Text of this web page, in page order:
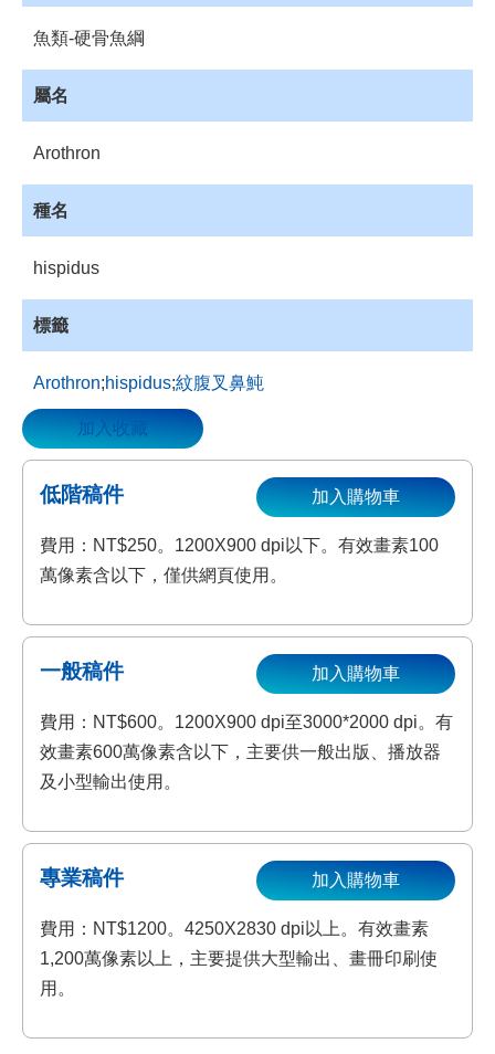
理
源
藏
入
魚類-硬骨魚綱
屬名
Arothron
種名
hispidus
標籤
Arothron;hispidus;紋腹叉鼻魨
加入收藏
低階稿件
費用：NT$250。1200X900 dpi以下。有效畫素100
萬像素含以下，僅供網頁使用。
加入購物車
一般稿件
費用：NT$600。1200X900 dpi至3000*2000 dpi。有
效畫素600萬像素含以下，主要供一般出版、播放器
及小型輸出使用。
加入購物車
專業稿件
費用：NT$1200。4250X2830 dpi以上。有效畫素
1,200萬像素以上，主要提供大型輸出、畫冊印刷使
用。
加入購物車